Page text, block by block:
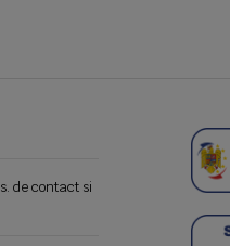
de contact si